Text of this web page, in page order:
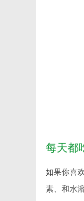
每天都
如果你喜
素、和水